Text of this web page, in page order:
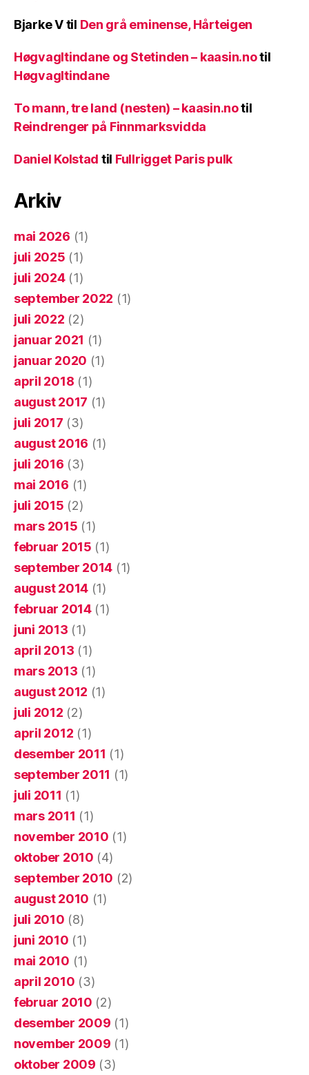
Bjarke Vtil Den grå eminense, Hårteigen
Høgvagltindane og Stetinden – kaasin.notil
Høgvagltindane
To mann, tre land (nesten) – kaasin.notil
Reindrenger på Finnmarksvidda
Daniel Kolstad til Fullrigget Paris pulk
Arkiv
mai 2026 (1)
juli 2025 (1)
juli 2024(1)
september 2022 (1)
juli 2022 (2)
januar 2021 (1)
januar 2020 (1)
april 2018 (1)
august 2017 (1)
juli 2017 (3)
august 2016 (1)
juli 2016 (3)
mai 2016 (1)
juli 2015 (2)
mars 2015 (1)
februar 2015 (1)
september 2014 (1)
august 2014 (1)
februar 2014(1)
juni 2013 (1)
april 2013 (1)
mars 2013 (1)
august 2012 (1)
juli 2012 (2)
april 2012 (1)
desember 2011 (1)
september 2011 (1)
juli 2011 (1)
mars 2011 (1)
november 2010 (1)
oktober 2010 (4)
september 2010 (2)
august 2010 (1)
juli 2010 (8)
juni 2010 (1)
mai 2010 (1)
april 2010 (3)
februar 2010 (2)
desember 2009 (1)
november 2009 (1)
oktober 2009 (3)